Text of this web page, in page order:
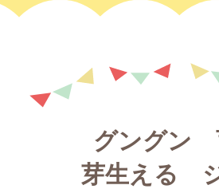
グングン
芽生える